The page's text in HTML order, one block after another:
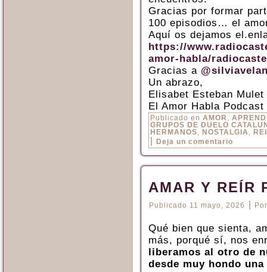
Gracias por formar
100 episodios… el
Aquí os dejamos
https://
amor-habla/
Gracias a
Un abrazo,
Elisabet Esteban Mulet
El Amor Habla Podcast
Publicado en AMOR ,
GRUPOS DE DUELO
HERMANOS, NOSTALGIA ,
Deja un comentario
AMAR Y REÍR
Publicado 11 mayo, 2026 Por
Qué bien que sienta,
más, porqué sí, nos
liberamos al otro de
desde muy hondo